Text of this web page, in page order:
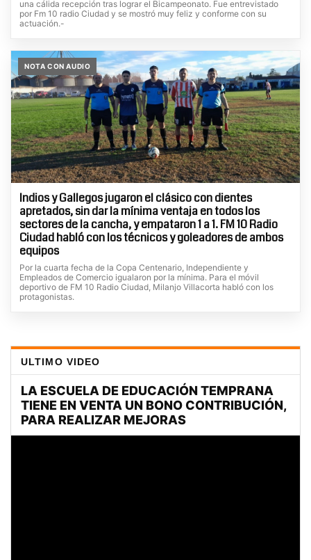
una cálida recepción tras lograr el Bicampeonato. Fue entrevistado
por Fm 10 radio Ciudad y se mostró muy feliz y conforme con su
actuación.-
NOTA CON AUDIO
Indios y Gallegos jugaron el clásico con dientes
apretados, sin dar la mínima ventaja en todos los
sectores de la cancha, y empataron 1 a 1. FM 10 Radio
Ciudad habló con los técnicos y goleadores de ambos
equipos
Por la cuarta fecha de la Copa Centenario, Independiente y
Empleados de Comercio igualaron por la mínima. Para el móvil
deportivo de FM 10 Radio Ciudad, Milanjo Villacorta habló con los
protagonistas.
ULTIMO VIDEO